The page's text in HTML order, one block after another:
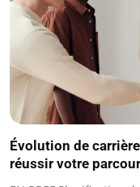
Évolution de
réussir votre